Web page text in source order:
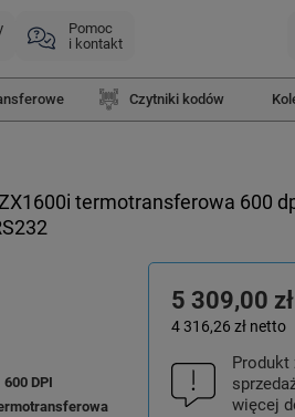
Pomoc
i kontakt
Czytniki kodów
termotransferowa 600
5 309,00 zł
4 316,26 zł netto
Produkt
więcej
600 DPI